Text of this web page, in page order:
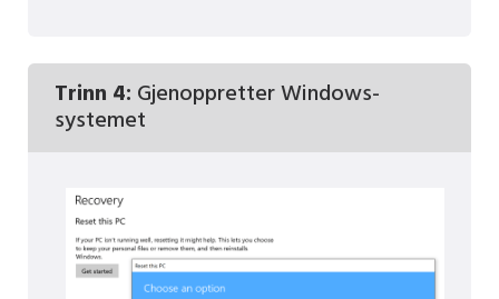
Trinn 4: Gjenoppretter Windows-
systemet